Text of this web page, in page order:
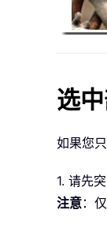
选
如果您
1. 请先
注意：